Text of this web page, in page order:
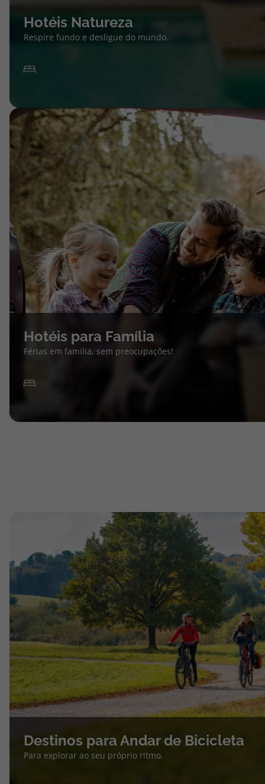
Hotéis Natureza
Respire fundo e desligue do mundo.
Hotéis para Família
Férias em família, sem preocupações!
Destinos para Andar de Bicicleta
Para explorar ao seu próprio ritmo.